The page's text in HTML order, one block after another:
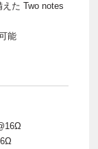
た Two notes
能